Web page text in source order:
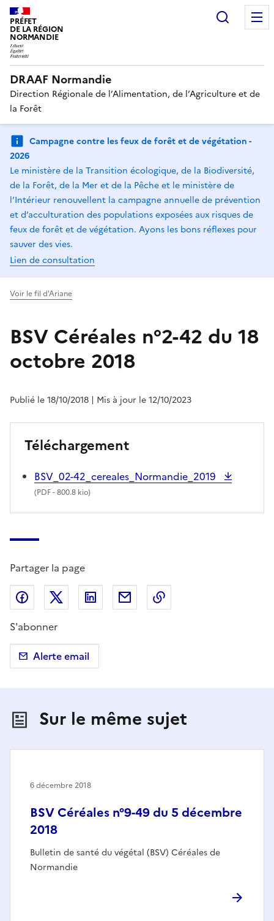
PRÉFET
DE LA RÉGION
NORMANDIE
DRAAF Normandie
Direction Régionale de l’Alimentation, de l’Agriculture et de
la Forêt
Campagne contre les feux de forêt et de végétation -
2026
Le ministère de la Transition écologique, de la Biodiversité,
de la Forêt, de la Mer et de la Pêche et le ministère de
l’Intérieur renouvellent la campagne annuelle de prévention
et d’acculturation des populations exposées aux risques de
feux de forêt et de végétation. Ayons les bons réflexes pour
sauver des vies.
Lien de consultation
Voir le fil d'Ariane
BSV Céréales n°2-42 du 18
octobre 2018
Publié le 18/10/2018 | Mis à jour le 12/10/2023
Téléchargement
BSV_02-42_cereales_Normandie_2019
(PDF- 800.8 kio)
Partager la page
Partager sur Facebook
Partager sur X (anciennement Twitter)
Partager sur LinkedIn
Partager par email
S'abonner
Alerte email
Sur le même sujet
BSV Céréales n°9-49 du 5 décembre
2018
Bulletin de santé du végétal (BSV) Céréales de
Normandie
6 décembre 2018